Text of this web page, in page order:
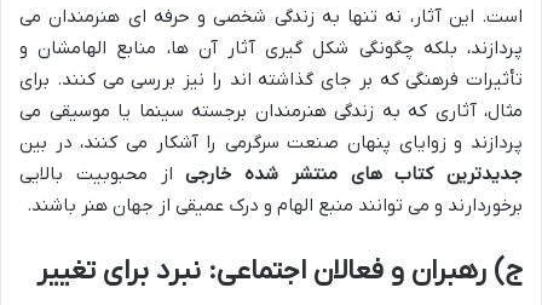
است. این آثار، نه تنها به زندگی شخصی و حرفه ای هنرمندان می
پردازند، بلکه چگونگی شکل گیری آثار آن ها، منابع الهامشان و
تأثیرات فرهنگی که بر جای گذاشته اند را نیز بررسی می کنند. برای
مثال، آثاری که به زندگی هنرمندان برجسته سینما یا موسیقی می
پردازند و زوایای پنهان صنعت سرگرمی را آشکار می کنند، در بین
جدیدترین کتاب های منتشر شده خارجیاز محبوبیت بالایی
برخوردارند و می توانند منبع الهام و درک عمیقی از جهان هنر باشند.
ج) رهبران و فعالان اجتماعی: نبرد برای تغییر